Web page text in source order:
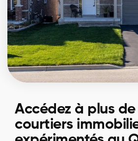
Accédez à plus
courtiers